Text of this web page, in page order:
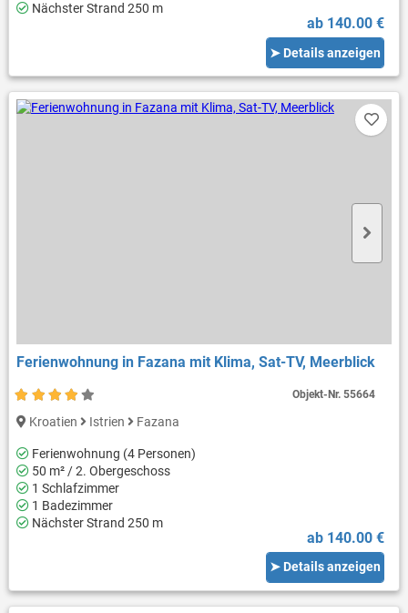
Nächster Strand 250 m
ab 140.00 €
➤ Details anzeigen
Ferienwohnung in Fazana mit Klima, Sat-TV, Meerblick
Kroatien Istrien Fazana
Ferienwohnung (4 Personen)
50 m² / 2. Obergeschoss
1 Schlafzimmer
1 Badezimmer
Nächster Strand 250 m
ab 140.00 €
➤ Details anzeigen
Objekt-Nr.55664